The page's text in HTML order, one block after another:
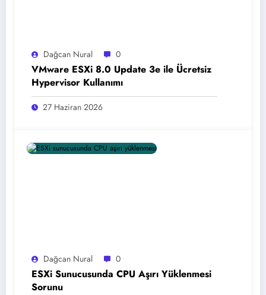
Dağcan Nural 0
VMware ESXi 8.0 Update 3e ile Ücretsiz
Hypervisor Kullanımı
27 Haziran 2026
Dağcan Nural 0
ESXi Sunucusunda CPU Aşırı Yüklenmesi
Sorunu